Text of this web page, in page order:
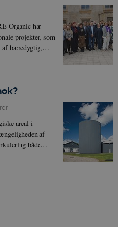
Organic har
projekter, som
af bæredygtig,…
areal i
af
både…